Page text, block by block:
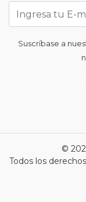
Suscríbase a
©
Todos los